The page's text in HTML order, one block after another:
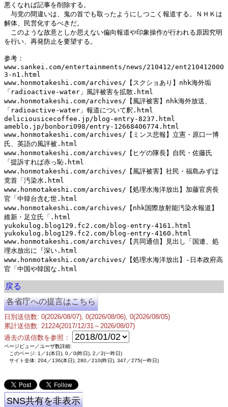
悪くなれば記事を削除する。
与党の間違いは、鬼の首でも取ったようにしつこく報道する。ＮＨＫは
解体、民営化するべきだ。
このような故意としか思えない偏向報道や印象操作が行われる原因究明
を行い、再発防止を要望する。
参考：
www.sankei.com/entertainments/news/210412/ent210412000
3-n1.html
www.honmotakeshi.com/archives/【スクショあり】nhk海外垢
「radioactive-water」風評被害を拡散.html
www.honmotakeshi.com/archives/【風評被害】nhk海外放送、
「radioactive-water」報道について釈.html
deliciousicecoffee.jp/blog-entry-8237.html
ameblo.jp/bonbori098/entry-12668406774.html
www.honmotakeshi.com/archives/【ミンス悲報】立憲・原口一博
氏、英語の風評被.html
www.honmotakeshi.com/archives/【ヒゲの隊長】自民・佐藤氏
「提訴すれば赤っ恥.html
www.honmotakeshi.com/archives/【風評被害】社民・福島みずほ
党首「汚染水.html
www.honmotakeshi.com/archives/【処理水海洋放出】加藤官房長
官「中韓台含む世.html
www.honmotakeshi.com/archives/【nhk国際放射能汚染水報道】
維新・足立氏「.html
yukokulog.blog129.fc2.com/blog-entry-4161.html
yukokulog.blog129.fc2.com/blog-entry-4160.html
www.honmotakeshi.com/archives/【共同通信】見出し「国連、処
理水放出に『深い.html
www.honmotakeshi.com/archives/【処理水海洋放出】-日本政府高
戻る
各省庁への提言はこちら
日別送信数: 0(2026/08/07), 0(2026/08/06), 0(2026/08/05)
累計送信数: 21224(2017/12/31～2026/08/07)
過去の送信数を参照：
ページビュー／ユーザ数詳細:
このページ: 1／1(本日), 0／0(昨日), 2／2(一昨日)
サイト全体: 204／136(本日), 280／210(昨日), 347／275(一昨日)